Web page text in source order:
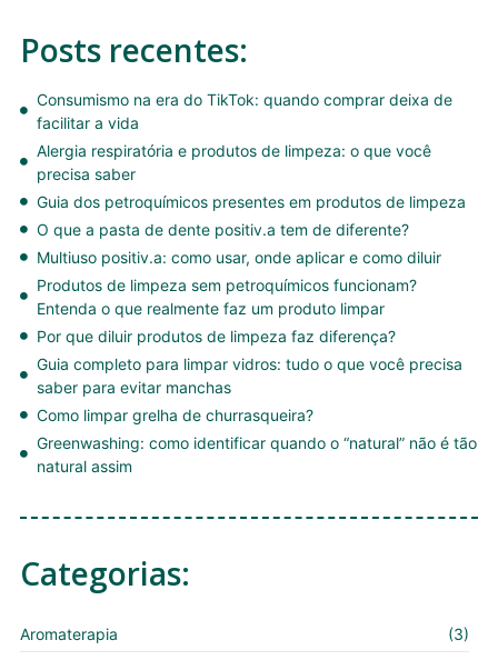
Posts recentes:
Consumismo na era do TikTok: quando comprar deixa de
facilitar a vida
Alergia respiratória e produtos de limpeza: o que você
precisa saber
Guia dos petroquímicos presentes em produtos de limpeza
O que a pasta de dente positiv.a tem de diferente?
Multiuso positiv.a: como usar, onde aplicar e como diluir
Produtos de limpeza sem petroquímicos funcionam?
Entenda o que realmente faz um produto limpar
Por que diluir produtos de limpeza faz diferença?
Guia completo para limpar vidros: tudo o que você precisa
saber para evitar manchas
Como limpar grelha de churrasqueira?
Greenwashing: como identificar quando o “natural” não é tão
natural assim
Categorias:
Aromaterapia (3)